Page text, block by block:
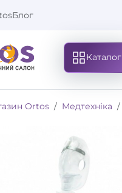
Блог
Каталог
Ortos Медтехніка